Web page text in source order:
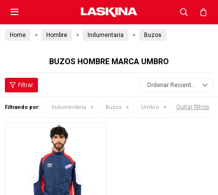

Home Hombre Indumentaria Buzos
BUZOS HOMBRE MARCA UMBRO
Recientes
Filtrando por: Indumentaria Buzos Umbro Quitar filtros